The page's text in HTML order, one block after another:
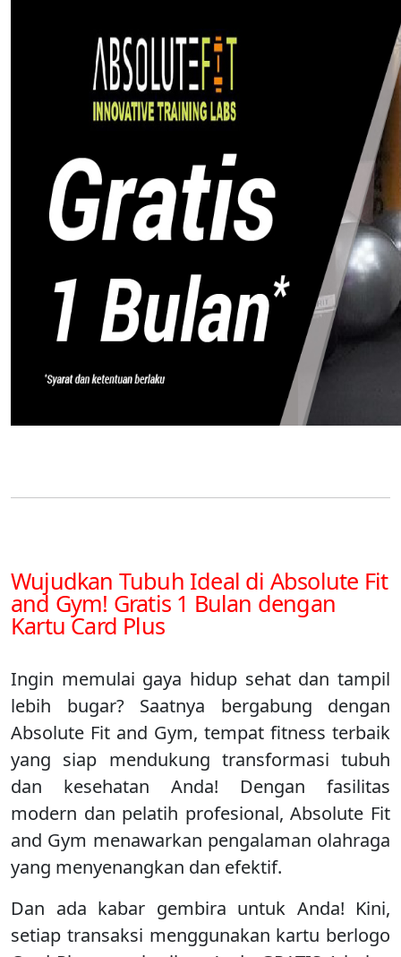
Wujudkan Tubuh Ideal di Absolute Fit
and Gym! Gratis 1 Bulan dengan
Kartu Card Plus
Ingin memulai gaya hidup sehat dan tampil
lebih bugar? Saatnya bergabung dengan
Absolute Fit and Gym, tempat fitness terbaik
yang siap mendukung transformasi tubuh
dan kesehatan Anda! Dengan fasilitas
modern dan pelatih profesional, Absolute Fit
and Gym menawarkan pengalaman olahraga
yang menyenangkan dan efektif.
Dan ada kabar gembira untuk Anda! Kini,
setiap transaksi menggunakan kartu berlogo